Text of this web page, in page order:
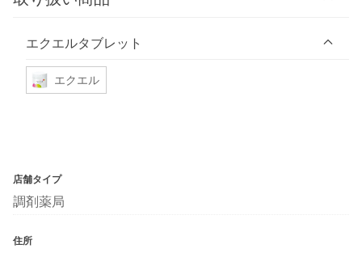
エクエルタブレット
エクエル
店舗タイプ
調剤薬局
住所